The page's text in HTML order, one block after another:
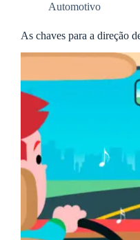
Automotivo
As chaves para a direção